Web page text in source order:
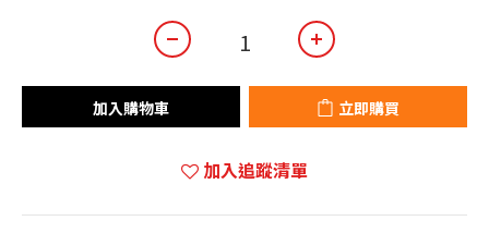
加入購物車 立即購買
加入追蹤清單